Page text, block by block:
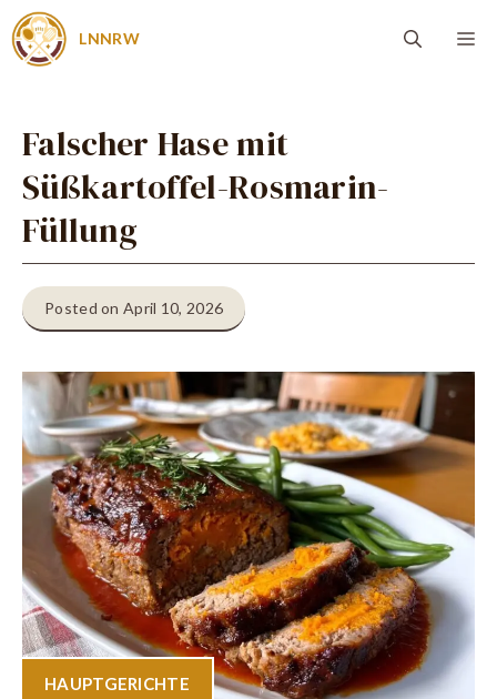
Zum
Inhalt
LNNRW
Falscher Hase mit
Süßkartoffel-Rosmarin-
Füllung
Posted on April 10, 2026
HAUPTGERICHTE